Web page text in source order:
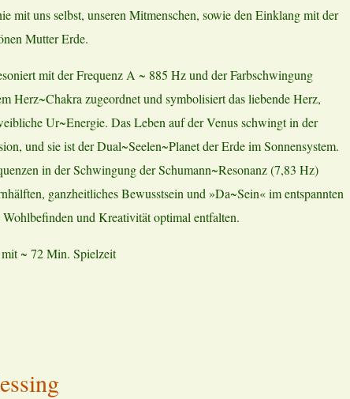
mit uns selbst, unseren Mitmenschen, sowie den Einklang mit der
Mutter Erde.
mit der Frequenz A ~ 885 Hz und der Farbschwingung
Herz~Chakra zugeordnet und symbolisiert das liebende Herz,
Ur~Energie. Das Leben auf der Venus schwingt in der
und sie ist der Dual~Seelen~Planet der Erde im Sonnensystem.
in der Schwingung der Schumann~Resonanz (7,83 Hz)
ganzheitliches Bewusstsein und »Da~Sein« im entspannten
und Kreativität optimal entfalten.
~ 72 Min. Spielzeit